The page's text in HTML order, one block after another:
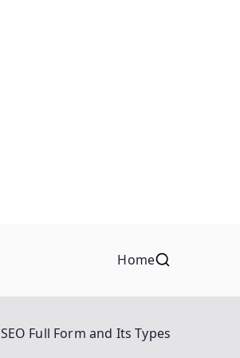
Home
SEO Full Form and Its Types